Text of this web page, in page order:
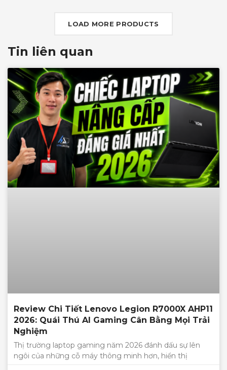
LOAD MORE PRODUCTS
Tin liên quan
Review Chi Tiết Lenovo Legion R7000X AHP11
2026: Quái Thú AI Gaming Cân Bằng Mọi Trải
Nghiệm
Thị trường laptop gaming năm 2026 đánh dấu sự lên
ngôi của những cỗ máy thông minh hơn, hiển thị